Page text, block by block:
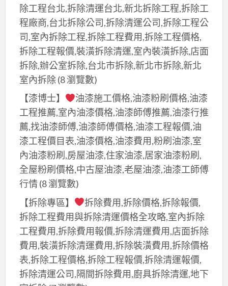
除工程台北,拆除清運台北,新北拆除工程,拆除工
程廠商,台北拆除公司,拆除清運公司,拆除工程公
司,室內拆除工程,拆除工程費用,拆除工程價格,
拆除工程報價,裝潢拆除清運,室內裝潢拆除,店面
拆除,辦公室拆除,台北市拆除,新北市拆除,新北
室內拆除(8 瀏覽數)
【漆博士】
油漆施工價格,油漆粉刷價格,油漆
工程推薦,室內油漆價格,油漆師傅推薦,油漆行推
薦,找油漆師傅,油漆師傅價格,油漆工程報價,油
漆工程價目表,油漆價格,油漆費用,粉刷油漆,室
內油漆粉刷,房屋油漆,住家油漆,居家油漆粉刷,
全屋粉刷價格,中古屋油漆,老屋油漆,油漆工師傅
行情(8 瀏覽數)
【拆除專區】
拆除費用,拆除價格,拆除報價,
拆除工程費用與拆除清運價格全攻略,室內拆除
工程費用,拆除費用報價,拆除清運費用,店面拆除
費用,裝潢拆除清運費用,拆除裝潢費用,拆除價格
表,拆除工程價格,拆除工程報價,拆除清運報價,
拆除清運公司,隔間拆除費用,廚具拆除清運,地下